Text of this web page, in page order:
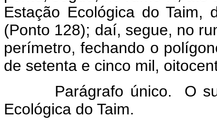
Estação Ecológica do
(Ponto 128); daí, segue, no
perímetro, fechando o
de setenta e cinco mil,
Parágrafo único. O
Ecológica do Taim.